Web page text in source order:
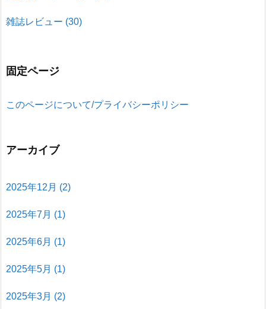
雑誌レビュー (30)
固定ページ
このページについて/プライバシーポリシー
アーカイブ
2025年12月 (2)
2025年7月 (1)
2025年6月 (1)
2025年5月 (1)
2025年3月 (2)